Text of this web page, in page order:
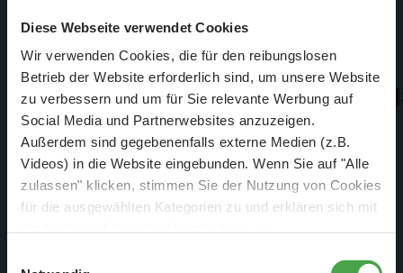
Diese Webseite verwendet Cookies
Wir verwenden Cookies, die für den reibungslosen
Betrieb der Website erforderlich sind, um unsere Website
zu verbessern und um für Sie relevante Werbung auf
Social Media und Partnerwebsites anzuzeigen.
Außerdem sind gegebenenfalls externe Medien (z.B.
Videos) in die Website eingebunden. Wenn Sie auf "Alle
zulassen" klicken, stimmen Sie der Nutzung von Cookies
für die ausgewählten Kategorien zu und erklären sich mit
5.
Die Verordnung (EU) Nr. 524/2013 (ODR-Verordnung) über
die Online-Streitbeilegung in Verbraucherangelegenheiten gilt
für die außergerichtliche Streitbeilegung von Streitigkeiten
über vertragliche Verpflichtungen aus Online-Kaufverträgen
oder Online-Dienstleistungsverträgen zwischen Verbrauchern
und Online-Händlern und bezweckt die Erreichung eines